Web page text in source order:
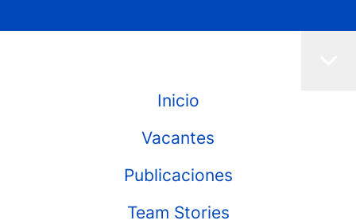
Inicio
Vacantes
Publicaciones
Team Stories